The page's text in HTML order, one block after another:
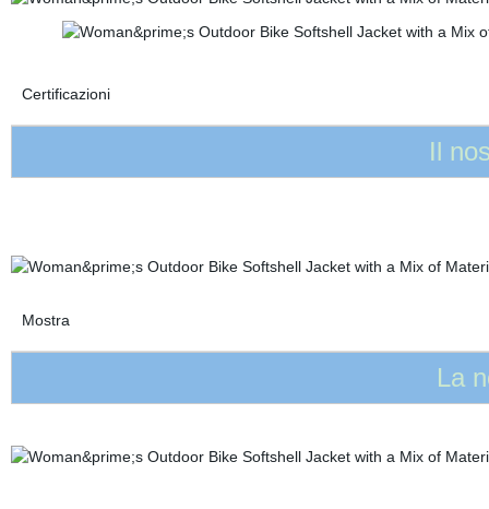
Certificazioni
Il
Mostra
La